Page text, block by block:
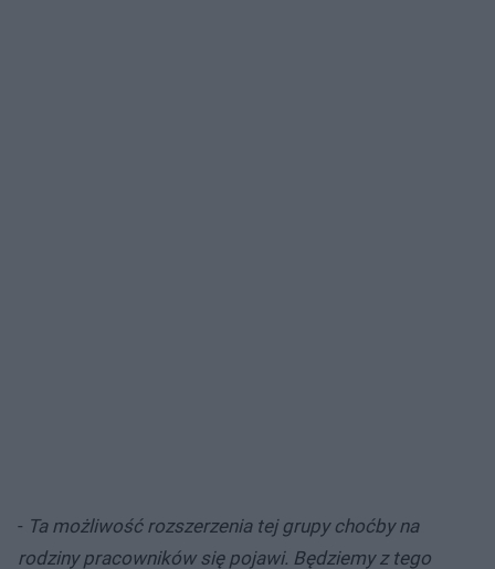
- Ta możliwość rozszerzenia tej grupy choćby na
rodziny pracowników się pojawi. Będziemy z tego